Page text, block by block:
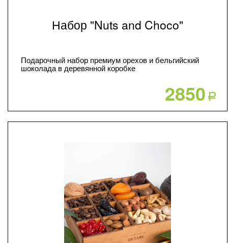
Набор "Nuts and Choco"
Подарочный набор премиум орехов и бельгийский
шоколада в деревянной коробке
2850Р